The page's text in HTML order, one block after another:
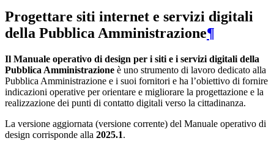
Progettare siti internet e servizi digitali
della Pubblica Amministrazione¶
Il Manuale operativo di design per i siti e i servizi digitali della
Pubblica Amministrazione è uno strumento di lavoro dedicato alla
Pubblica Amministrazione e i suoi fornitori e ha l’obiettivo di fornire
indicazioni operative per orientare e migliorare la progettazione e la
realizzazione dei punti di contatto digitali verso la cittadinanza.
La versione aggiornata (versione corrente) del Manuale operativo di
design corrisponde alla 2025.1.